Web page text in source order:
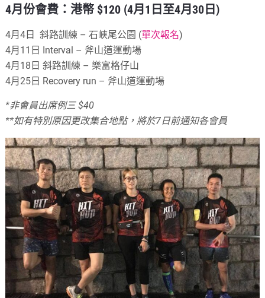
4月份會費：港幣 $120 (4月1日至4月30日)
4月4日 斜路訓練 – 石峽尾公園 (單次報名)
4月11日 Interval – 斧山道運動場
4月18日 斜路訓練 – 樂富格仔山
4月25日 Recovery run – 斧山道運動場
*非會員出席例三 $40
**如有特別原因更改集合地點，將於7日前通知各會員